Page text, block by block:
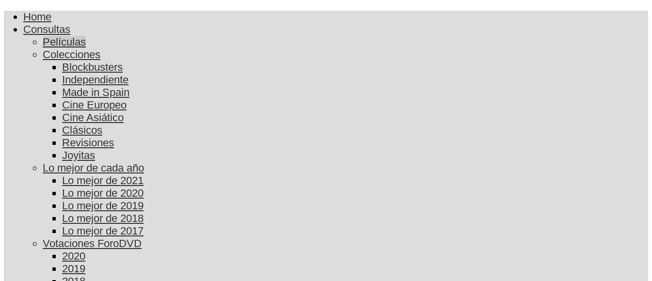
Home
Consultas
Películas
Colecciones
Blockbusters
Independiente
Made in Spain
Cine Europeo
Cine Asiático
Clásicos
Revisiones
Joyitas
Lo mejor de cada año
Lo mejor de 2021
Lo mejor de 2020
Lo mejor de 2019
Lo mejor de 2018
Lo mejor de 2017
Votaciones ForoDVD
2020
2019